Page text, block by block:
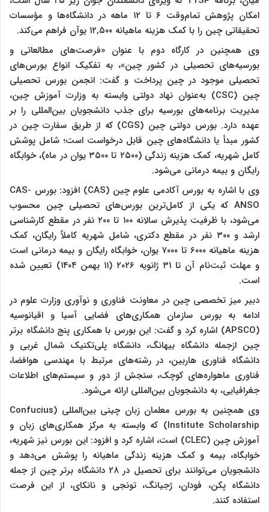
امکان پژوهش تمام‌وقت ۶ تا ۱۲ ماهه در دانشگاه‌ها و مؤسسات
تحقیقاتی چین را با کمک هزینه ماهیانه ۱۲,۵۰۰ یوآن فراهم می‌کند.
وی همچنین در کارگاه دوم با عنوان «فرصت‌های مطالعاتی و
بورسیه‌های تحصیلی در کشور چین»، به تفکیک انواع بورس‌های
تحصیلی موجود در چین پرداخت و گفت: انجمن بورس تحصیلی
چین (CSC) به‌عنوان نهاد دولتی وابسته به وزارت آموزش چین،
مدیریت برنامه‌های بورسیه برای جذب دانشجویان بین‌المللی را بر
عهده دارد. بورس دولتی چین (CGS) که از طریق سفارت چین در
کشور مبدأ یا دانشگاه‌های چین قابل درخواست است؛ شامل پوشش
کامل شهریه، کمک هزینه زندگی (۲۵۰۰ تا ۳۵۰۰ یوان در ماه)، خوابگاه
رایگان و بیمه درمانی می‌شود.
وی با اشاره به بورس آکادمی علوم چین (CAS) افزود: بورس CAS-
ANSO که یکی از کامل‌ترین بورس‌های تحصیلی چین محسوب
می‌شود، با ظرفیت پذیرش سالانه ۱۰۰ تا ۲۰۰ نفر در مقطع کارشناسی
ارشد و ۳۰۰ نفر در مقطع دکتری، شامل شهریه کاملاً رایگان، کمک
هزینه ماهیانه ۶۰۰۰ تا ۷۰۰۰ یوان، خوابگاه رایگان و بیمه درمانی است
و مهلت ثبت‌نام آن تا ۳۱ ژانویه ۲۰۲۶ (۱۱ بهمن ۱۴۰۴) تعیین شده
است.
دبیر میز تخصصی چین در معاونت فناوری و نوآوری وزارت علوم در
ادامه به بورس سازمان همکاری‌های فضایی آسیا و اقیانوسیه
(APSCO) اشاره کرد و گفت: این بورس با همکاری پنج دانشگاه برتر
چین ازجمله دانشگاه بیهانگ، دانشگاه پلی‌تکنیک شمال غربی و
دانشگاه فناوری هاربین، در رشته‌های مرتبط با مهندسی هوافضا،
فناوری ماهواره‌های کوچک، سنجش از دور و سیستم‌های اطلاعات
جغرافیایی، به دانشجویان بین‌المللی ارائه می‌شود.
وی همچنین به بورس معلمان زبان چینی بین‌المللی (Confucius
Institute Scholarship) که وابسته به مرکز همکاری‌های زبان و
آموزش چین (CLEC) است، اشاره کرد و افزود: این بورس نیز شهریه،
خوابگاه، بیمه و کمک هزینه زندگی ماهیانه را پوشش می‌دهد و
دانشجویان می‌توانند برای تحصیل در ۲۸ دانشگاه برتر چین از جمله
دانشگاه پکن، فودان، ژجیانگ، تونجی و نانکای، از این فرصت
استفاده کنند.